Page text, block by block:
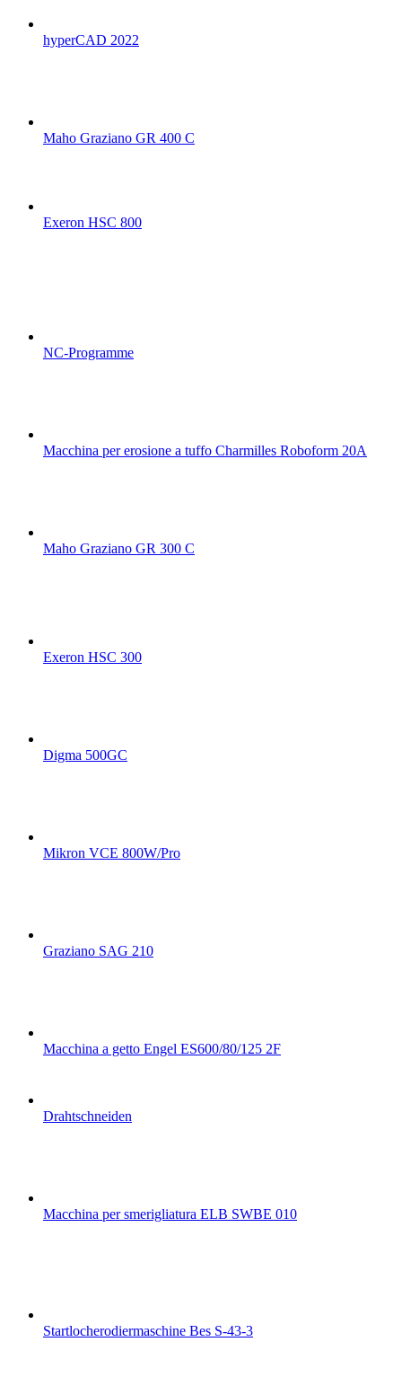
hyperCAD 2022
Maho Graziano GR 400 C
Exeron HSC 800
NC-Programme
Macchina per erosione a tuffo Charmilles Roboform 20A
Maho Graziano GR 300 C
Exeron HSC 300
Digma 500GC
Mikron VCE 800W/Pro
Graziano SAG 210
Macchina a getto Engel ES600/80/125 2F
Drahtschneiden
Macchina per smerigliatura ELB SWBE 010
Startlocherodiermaschine Bes S-43-3